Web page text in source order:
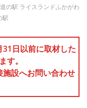
道の駅 ライスランドふかがわ
駅
日以前に取材した
す。
設へお問い合わせ